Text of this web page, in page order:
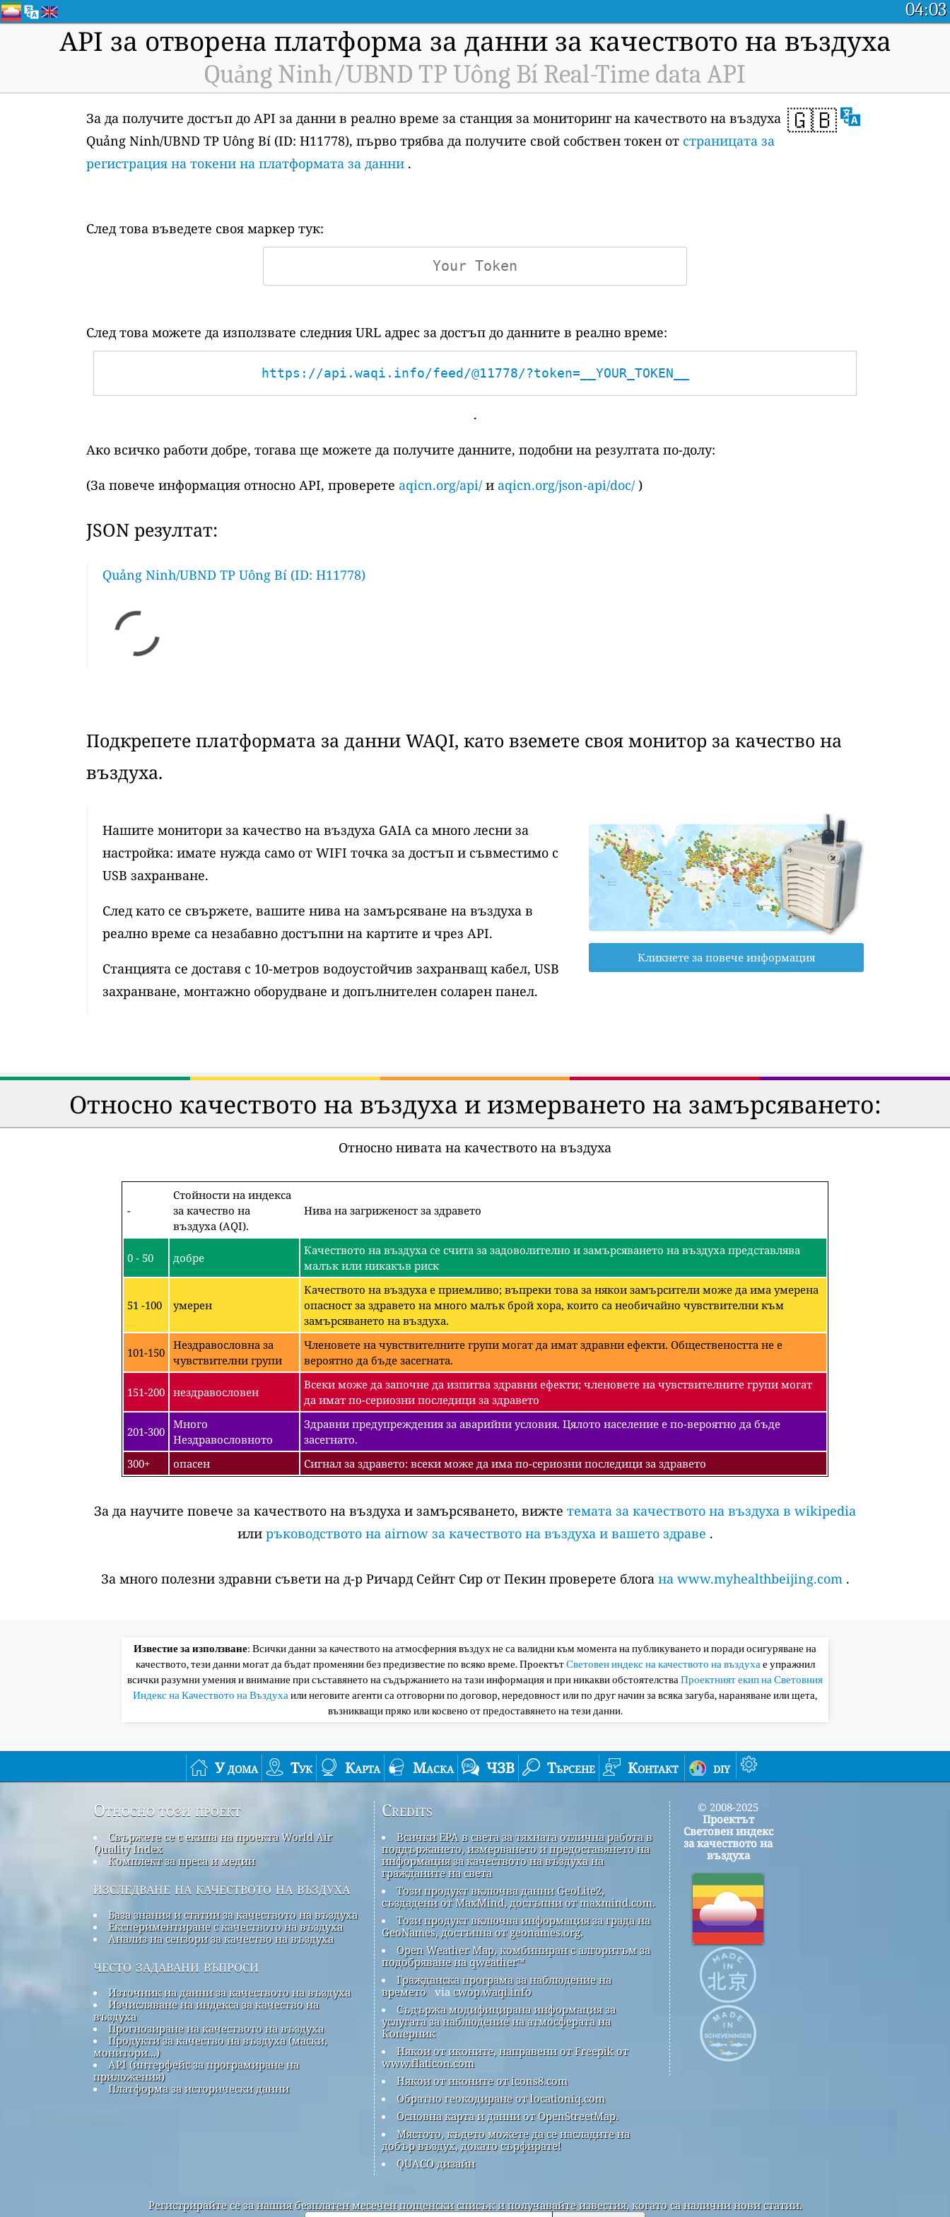
04:03
API за отворена платформа за данни за качеството на въздуха
Quảng Ninh/UBND TP Uông Bí Real-Time data API
🇬🇧
За да получите достъп до API за данни в реално време за станция за мониторинг на качеството на въздуха
Quảng Ninh/UBND TP Uông Bí (ID: H11778), първо трябва да получите свой собствен токен от страницата за
регистрация на токени на платформата за данни .
След това въведете своя маркер тук:
След това можете да използвате следния URL адрес за достъп до данните в реално време:
https://api.waqi.info/feed/@11778/?token=__YOUR_TOKEN__
.
Ако всичко работи добре, тогава ще можете да получите данните, подобни на резултата по-долу:
(За повече информация относно API, проверете aqicn.org/api/ и aqicn.org/json-api/doc/ )
JSON резултат:
Quảng Ninh/UBND TP Uông Bí (ID: H11778)
Подкрепете платформата за данни WAQI, като вземете своя монитор за качество на
въздуха.
Нашите монитори за качество на въздуха GAIA са много лесни за
настройка: имате нужда само от WIFI точка за достъп и съвместимо с
USB захранване.
След като се свържете, вашите нива на замърсяване на въздуха в
реално време са незабавно достъпни на картите и чрез API.
Станцията се доставя с 10-метров водоустойчив захранващ кабел, USB
захранване, монтажно оборудване и допълнителен соларен панел.
Кликнете за повече информация
Относно качеството на въздуха и измерването на замърсяването:
Относно нивата на качеството на въздуха
-
Стойности на индекса
за качество на
въздуха (AQI).
Нива на загриженост за здравето
0 - 50 добре
Качеството на въздуха се счита за задоволително и замърсяването на въздуха представлява
малък или никакъв риск
51 -100 умерен
Качеството на въздуха е приемливо; въпреки това за някои замърсители може да има умерена
опасност за здравето на много малък брой хора, които са необичайно чувствителни към
замърсяването на въздуха.
101-150
Нездравословна за
чувствителни групи
Членовете на чувствителните групи могат да имат здравни ефекти. Обществеността не е
вероятно да бъде засегната.
151-200 нездравословен
Всеки може да започне да изпитва здравни ефекти; членовете на чувствителните групи могат
да имат по-сериозни последици за здравето
201-300
Много
Нездравословното
Здравни предупреждения за аварийни условия. Цялото население е по-вероятно да бъде
засегнато.
300+
опасен Сигнал за здравето: всеки може да има по-сериозни последици за здравето
За да научите повече за качеството на въздуха и замърсяването, вижте темата за качеството на въздуха в wikipedia
или ръководството на airnow за качеството на въздуха и вашето здраве .
За много полезни здравни съвети на д-р Ричард Сейнт Сир от Пекин проверете блога на www.myhealthbeijing.com.
Известие за използване: Всички данни за качеството на атмосферния въздух не са валидни към момента на публикуването и поради осигуряване на
качеството, тези данни могат да бъдат променяни без предизвестие по всяко време. ПроектътСветовен индекс на качеството на въздухае упражнил
всички разумни умения и внимание при съставянето на съдържанието на тази информация и при никакви обстоятелстваПроектният екип на Световния
Индекс на Качеството на Въздухаили неговите агенти са отговорни по договор, нередовност или по друг начин за всяка загуба, нараняване или щета,
възникващи пряко или косвено от предоставянето на тези данни.
У дома Тук Карта Маска ЧЗВ Търсене Контакт diy
Относно този проект
Свържете се с екипа на проекта World Air
Quality Index
Комплект за преса и медии
изследване на качеството на въздуха
База знания и статии за качеството на въздуха
Експериментиране с качеството на въздуха
Анализ на сензори за качество на въздуха
често задавани въпроси
Източник на данни за качеството на въздуха
Изчисляване на индекса за качество на
въздуха
Прогнозиране на качеството на въздуха
Продукти за качество на въздуха (маски,
монитори...)
API (интерфейс за програмиране на
приложения)
Платформа за исторически данни
Credits
Всички EPA в света за тяхната отлична работа в
поддържането, измерването и предоставянето на
информация за качеството на въздуха на
гражданите на света
Този продукт включва данни GeoLite2,
създадени от MaxMind, достъпни от maxmind.com.
Този продукт включва информация за града на
GeoNames, достъпна от geonames.org.
Open Weather Map, комбиниран с алгоритъм за
подобряване на qweather™
Гражданска програма за наблюдение на
времето via cwop.waqi.info
Съдържа модифицирана информация за
услугата за наблюдение на атмосферата на
Коперник
Някои от иконите, направени от Freepik от
www.flaticon.com
Някои от иконите от icons8.com
Обратно геокодиране от locationiq.com
Основна карта и данни от OpenStreetMap.
Мястото, където можете да се насладите на
добър въздух, докато сърфирате!
QUACO дизайн
© 2008-2025
Проектът
Световен индекс
за качеството на
въздуха
Регистрирайте се за нашия безплатен месечен пощенски списък и получавайте известия, когато са налични нови статии.